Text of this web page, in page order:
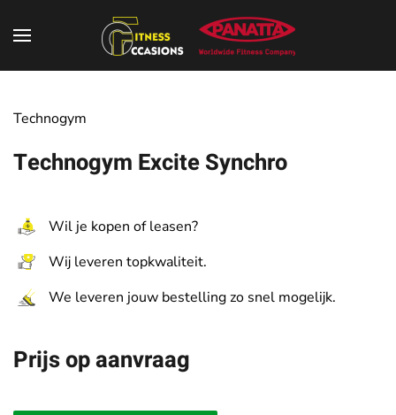
Technogym
Technogym Excite Synchro
Wil je kopen of leasen?
Wij leveren topkwaliteit.
We leveren jouw bestelling zo snel mogelijk.
Prijs op aanvraag